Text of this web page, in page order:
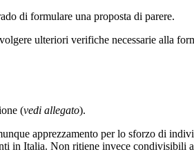
di formulare una proposta di parere.
ulteriori verifiche necessarie alla
(vedi allegato).
apprezzamento per lo sforzo di
in Italia. Non ritiene invece condivisibili